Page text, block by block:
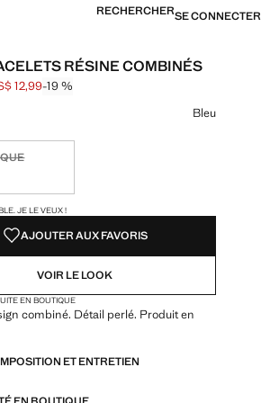
RECHERCHERSE CONNECTER
RÉSINE COMBINÉS
[US$ 15,99 ]
12,99 ]
12,99-19 %
couleur
Bleu
Je le veux !
!
JE LE VEUX !
AJOUTER AUX FAVORIS
VOIR LE LOOK
EN BOUTIQUE
combiné. Détail perlé. Produit en
ET ENTRETIEN